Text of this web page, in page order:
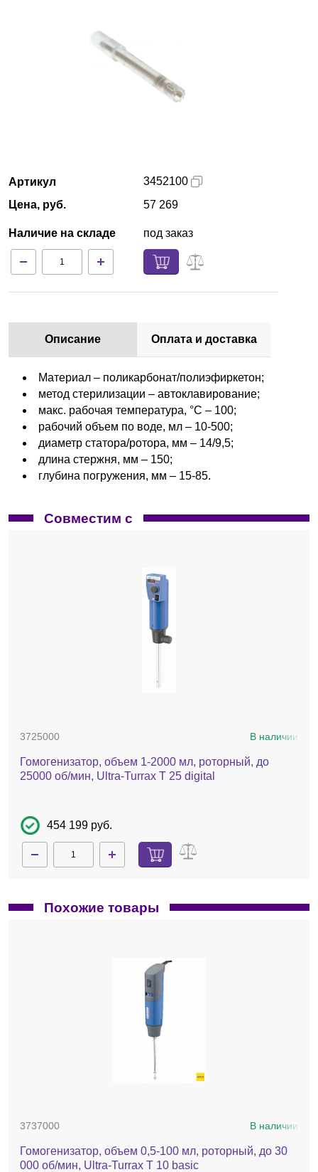
Партнеры
Технический сервис
Доставка и оплата
Артикул
Цена, руб.
Наличие на складе
3452100
57 269
под заказ
Описание Оплата и доставка
Материал – поликарбонат/полиэфиркетон;
метод стерилизации – автоклавирование;
макс. рабочая температура, °C – 100;
рабочий объем по воде, мл – 10-500;
диаметр статора/ротора, мм – 14/9,5;
длина стержня, мм – 150;
глубина погружения, мм – 15-85.
Совместим с
3725000 В наличии
Гомогенизатор, объем 1-2000 мл, роторный, до
25000 об/мин, Ultra-Turrax T 25 digital
454 199 руб.
Похожие товары
3737000 В наличии
Гомогенизатор, объем 0,5-100 мл, роторный, до 30
000 об/мин, Ultra-Turrax T 10 basic